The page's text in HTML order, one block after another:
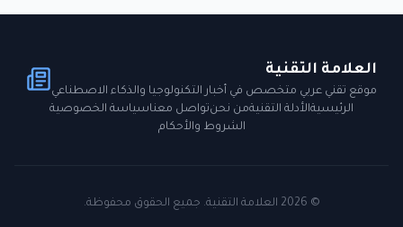
العلامة التقنية
موقع تقني عربي متخصص في أخبار التكنولوجيا والذكاء الاصطناعي
الرئيسيةالأدلة التقنيةمن نحنتواصل معناسياسة الخصوصية
الشروط والأحكام
©
2026 العلامة التقنية. جميع الحقوق محفوظة.